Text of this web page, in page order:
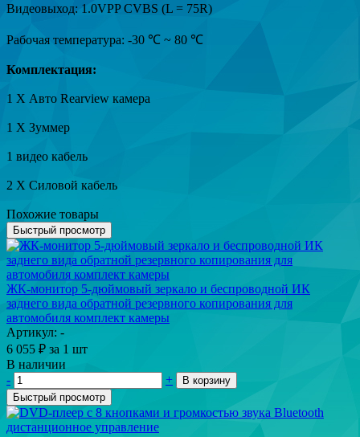
Видеовыход: 1.0VPP CVBS (L = 75R)
Рабочая температура: -30 ℃ ~ 80 ℃
Комплектация:
1 X Авто Rearview камера
1 X Зуммер
1 видео кабель
2 X Силовой кабель
Похожие товары
Быстрый просмотр
ЖК-монитор 5-дюймовый зеркало и беспроводной ИК
заднего вида обратной резервного копирования для
автомобиля комплект камеры
Артикул: -
6 055 ₽ за 1 шт
В наличии
-
+
В корзину
Быстрый просмотр